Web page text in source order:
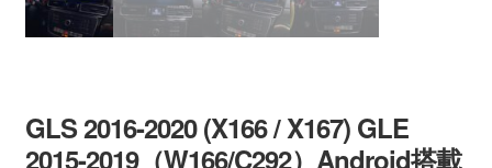
GLS 2016-2020 (X166 / X167) GLE
2015-2019（W166/C292）Android搭載